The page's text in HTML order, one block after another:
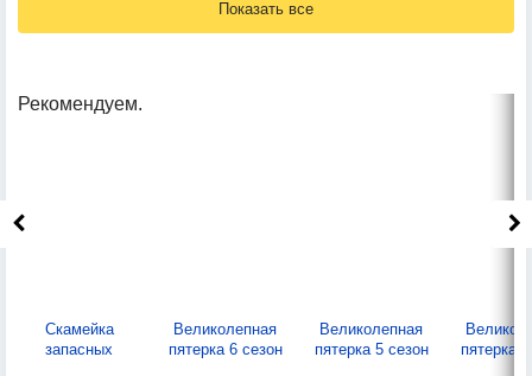
Показать все
Рекомендуем.
Скамейка
запасных
Великолепная
пятерка 6 сезон
Великолепная
пятерка 5 сезон
пятерка